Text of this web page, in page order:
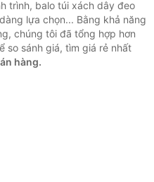
trình, balo túi xách dây đeo
lựa chọn... Bằng khả năng
chúng tôi đã tổng hợp hơn
so sánh giá, tìm giá rẻ nhất
hàng.